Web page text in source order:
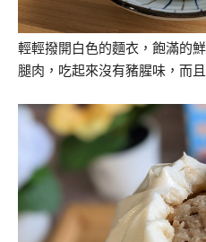
輕輕撥開白色的麵衣，飽滿的
腿肉，吃起來沒有豬腥味，而